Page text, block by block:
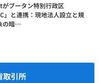
ブータン特別行政区
」と連携：現地法人設立と規
の暗…
取引所